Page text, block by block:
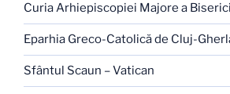
Curia Arhiepiscopiei Majore a
Eparhia Greco-Catolică de Cluj-
Sfântul Scaun – Vatican